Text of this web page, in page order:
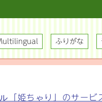
「姫ちゃり」のサービ
ふりがな